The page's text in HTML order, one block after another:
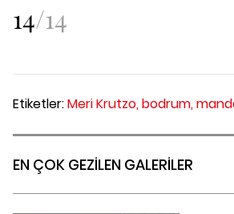
14/14
Etiketler:Meri Krutzo,bodrum,
EN ÇOK GEZİLEN GALERİLER